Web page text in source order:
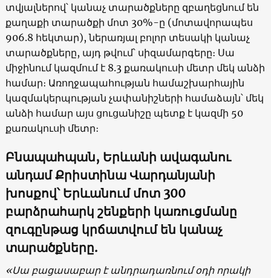
տվյալներով՝ կանաչ տարածքները զբաղեցնում են
քաղաքի տարածքի մոտ 30%-ը (մոտավորապես
906.8 հեկտար), ներառյալ բոլոր տեսակի կանաչ
տարածքները, այդ թվում՝ սիզամարգերը։ Սա
միջինում կազմում է 8.3 քառակուսի մետր մեկ անձի
համար։ Առողջապահության համաշխարհային
կազմակերպության չափանիշների համաձայն՝ մեկ
անձի համար այս ցուցանիշը պետք է կազմի 50
քառակուսի մետր։
Բնապահպան, Երևանի ավագանու
անդամ Քրիստինա Վարդանյանի
խոսքով՝ Երևանում մոտ 300
բարձրահարկ շենքերի կառուցմանը
զուգընթաց կրճատվում են կանաչ
տարածքները.
«Սա բացասաբար է անդրադառնում օդի որակի